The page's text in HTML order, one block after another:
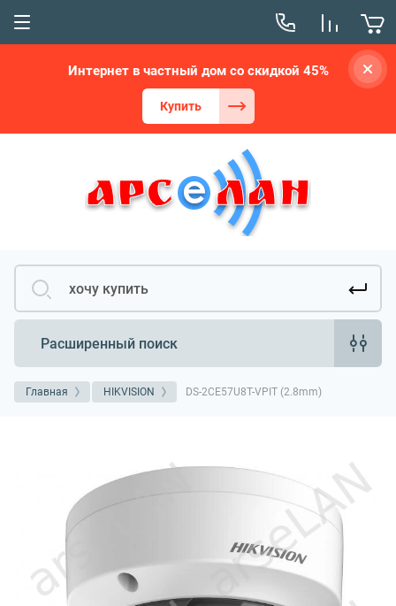
Интернет в частный дом со скидкой 45%
Купить
Расширенный поиск
Главная HIKVISION DS-2CE57U8T-VPIT (2.8mm)